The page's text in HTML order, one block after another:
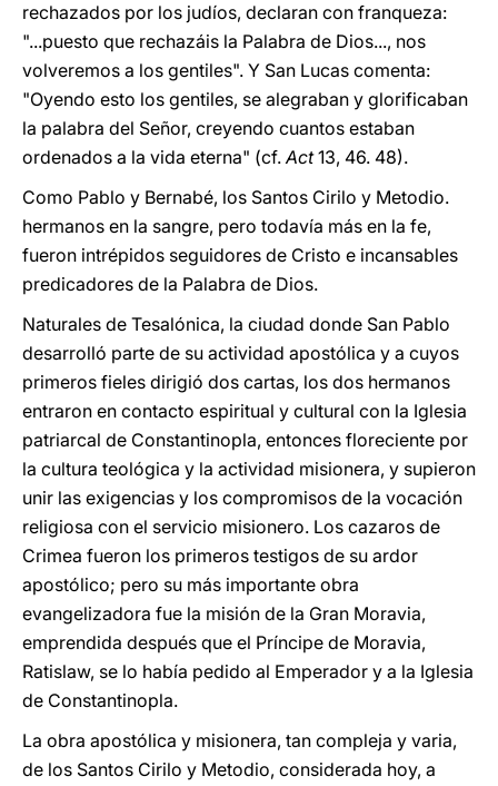
rechazados por los judíos, declaran con franqueza:
"...puesto que rechazáis la Palabra de Dios..., nos
volveremos a los gentiles". Y San Lucas comenta:
"Oyendo esto los gentiles, se alegraban y glorificaban
la palabra del Señor, creyendo cuantos estaban
ordenados a la vida eterna" (cf.Act13, 46. 48).
Como Pablo y Bernabé, los Santos Cirilo y Metodio.
hermanos en la sangre, pero todavía más en la fe,
fueron intrépidos seguidores de Cristo e incansables
predicadores de la Palabra de Dios.
Naturales de Tesalónica, la ciudad donde San Pablo
desarrolló parte de su actividad apostólica y a cuyos
primeros fieles dirigió dos cartas, los dos hermanos
entraron en contacto espiritual y cultural con la Iglesia
patriarcal de Constantinopla, entonces floreciente por
la cultura teológica y la actividad misionera, y supieron
unir las exigencias y los compromisos de la vocación
religiosa con el servicio misionero. Los cazaros de
Crimea fueron los primeros testigos de su ardor
apostólico; pero su más importante obra
evangelizadora fue la misión de la Gran Moravia,
emprendida después que el Príncipe de Moravia,
Ratislaw, se lo había pedido al Emperador y a la Iglesia
de Constantinopla.
La obra apostólica y misionera, tan compleja y varia,
de los Santos Cirilo y Metodio, considerada hoy, a